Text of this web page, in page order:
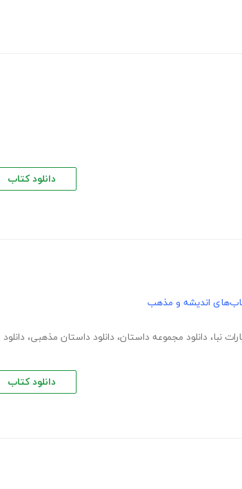
دانلود کتاب
اندیشه و مذهب
نبا، دانلود مجموعه داستان، دانلود داستان مذهبی، دانلود
دانلود کتاب